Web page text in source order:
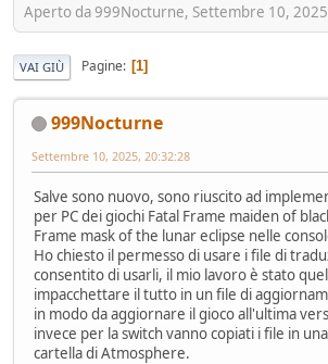
Aperto da 999Nocturne, Settembre 10,
VAI GIÙ Pagine 1
999Nocturne
Settembre 10, 2025, 20:32:28
Salve sono nuovo, sono riuscito ad
per PC dei giochi Fatal Frame maiden of
Frame mask of the lunar eclipse nelle
Ho chiesto il permesso di usare i file di
consentito di usarli, il mio lavoro è stato
impacchettare il tutto in un file di
in modo da aggiornare il gioco all'ultima
invece per la switch vanno copiati i file in
cartella di Atmosphere.